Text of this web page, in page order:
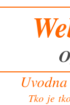
Uvodna
Tko je